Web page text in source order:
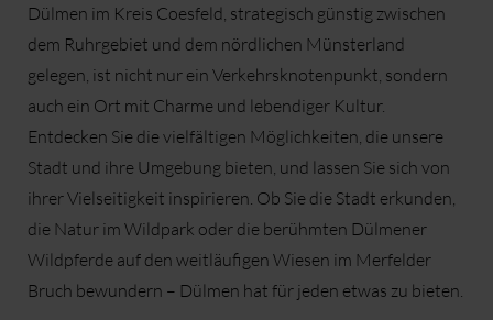
Dülmen im Kreis Coesfeld, strategisch günstig zwischen
dem Ruhrgebiet und dem nördlichen Münsterland
gelegen, ist nicht nur ein Verkehrsknotenpunkt, sondern
auch ein Ort mit Charme und lebendiger Kultur.
Entdecken Sie die vielfältigen Möglichkeiten, die unsere
Stadt und ihre Umgebung bieten, und lassen Sie sich von
ihrer Vielseitigkeit inspirieren. Ob Sie die Stadt erkunden,
die Natur im Wildpark oder die berühmten Dülmener
Wildpferde auf den weitläufigen Wiesen im Merfelder
Bruch bewundern – Dülmen hat für jeden etwas zu bieten.